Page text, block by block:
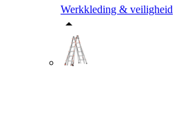
Werkkleding & veiligheid